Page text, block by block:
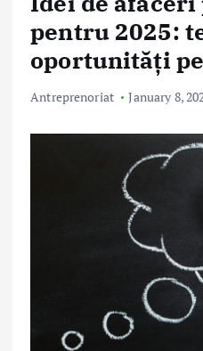
pentru 2025:
oportunități
Antreprenoriat January 8,